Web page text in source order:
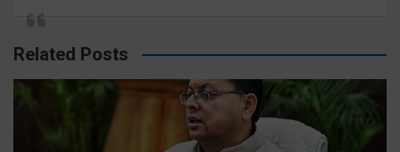
Related Posts